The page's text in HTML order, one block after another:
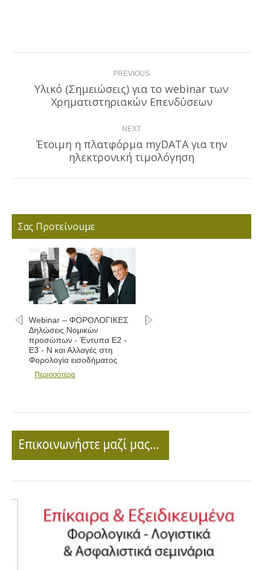
navigation PREVIOUS
Previous
post:
Υλικό (Σημειώσεις) για το webinar των
Χρηματιστηριακών Επενδύσεων
NEXT
Next
post:
Έτοιμη η πλατφόρμα myDATA για την
ηλεκτρονική τιμολόγηση
Σας Προτείνουμε
Webinar – ΦΟΡΟΛΟΓΙΚΕΣ
Δηλώσεις Νομικών
προσώπων - Έντυπα Ε2 -
Ε3 - Ν και Αλλαγές στη
Φορολογία εισοδήματος
Περισσότερα